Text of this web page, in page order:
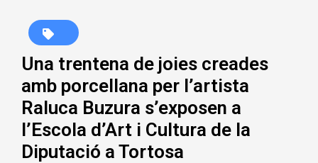
Una trentena de joies creades
amb porcellana per l’artista
Raluca Buzura s’exposen a
l’Escola d’Art i Cultura de la
Diputació a Tortosa